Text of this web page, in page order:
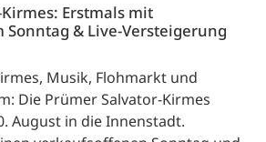
Erstmals mit
& Live-Versteigerung
Musik, Flohmarkt und
Die Prümer Salvator-Kirmes
August in die Innenstadt.